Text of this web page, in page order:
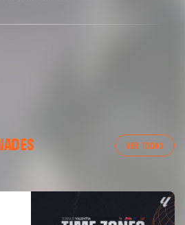
VER TODAS
CF 04/03/26